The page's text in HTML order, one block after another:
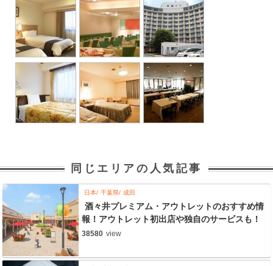
同じエリアの人気記事
日本 千葉県 成田
酒々井プレミアム・アウトレットのおすすめ情
報！アウトレット初出店や独自のサービスも！
38580 view